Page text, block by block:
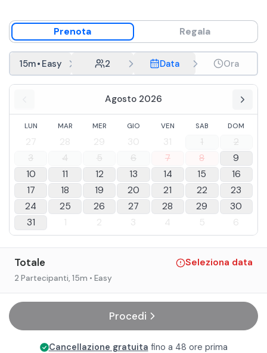
Prenota Regala
15m• Easy 2 Data Ora
Agosto 2026
LUN MAR MER GIO VEN SAB DOM
27 28 29 30 31 1
2
3
4 5 6 7 8
9
10
11 12 13 14 15
16
17
18 19 20 21 22
23
24
25 26 27 28 29
30
31
1 2 3 4 5 6
Totale Seleziona data
2 Partecipanti, 15m • Easy
Procedi
Cancellazione gratuita fino a 48 ore prima